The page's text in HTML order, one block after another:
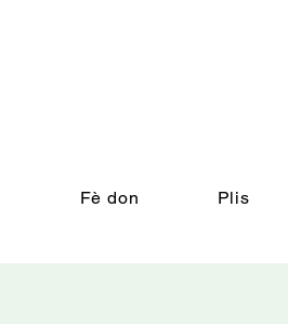
Fè don Plis